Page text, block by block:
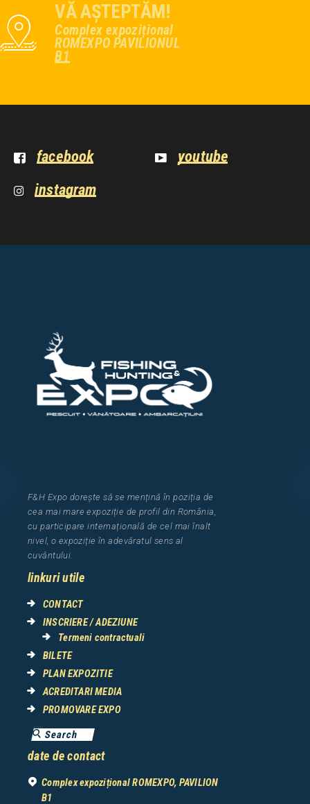
VĂ AȘTEPTĂM!
Complex expozițional
ROMEXPO PAVILIONUL
B1
facebook
youtube
instagram
F&H Expo dorește să se mențină în poziția de
cea mai mare expoziție de profil din România
cu participare internațională de cel maiînalt
nivel, o expoziție în adevăratul sens al
cuvântului.
linkuri utile
CONTACT
INSCRIERE / ADEZIUNE
Termeni contractuali
BILETE
PLAN EXPOZITIE
ACREDITARI MEDIA
PROMOVARE EXPO
date de contact
Complex expozițional ROMEXPO, PAVILION
B1